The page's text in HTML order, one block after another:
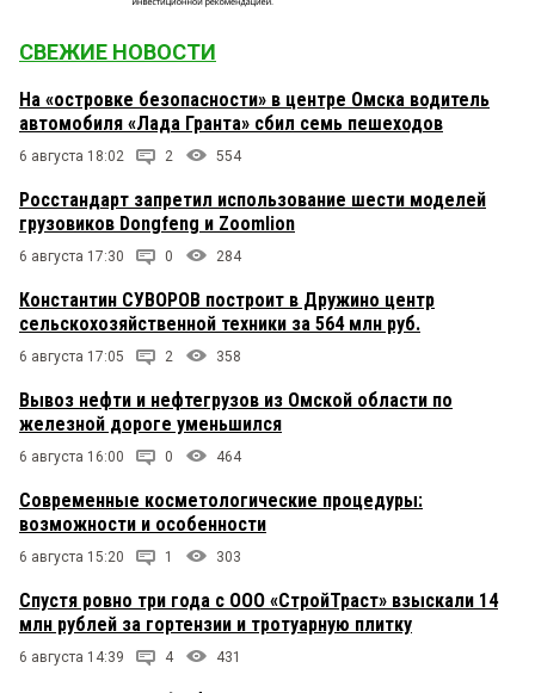
СВЕЖИЕ НОВОСТИ
На «островке безопасности» в центре Омска водитель
автомобиля «Лада Гранта» сбил семь пешеходов
6 августа 18:02 2 554
Росстандарт запретил использование шести моделей
грузовиков Dongfeng и Zoomlion
6 августа 17:30 0 284
Константин СУВОРОВ построит в Дружино центр
сельскохозяйственной техники за 564 млн руб.
6 августа 17:05 2 358
Вывоз нефти и нефтегрузов из Омской области по
железной дороге уменьшился
6 августа 16:00 0 464
Современные косметологические процедуры:
возможности и особенности
6 августа 15:20 1 303
Спустя ровно три года с ООО «СтройТраст» взыскали 14
млн рублей за гортензии и тротуарную плитку
6 августа 14:39 4 431